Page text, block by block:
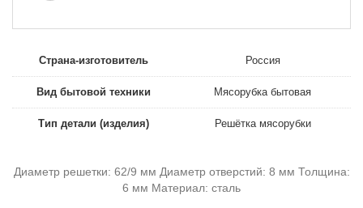
Страна-изготовитель Россия
Вид бытовой техники Мясорубка бытовая
Тип детали (изделия) Решётка мясорубки
Диаметр решетки: 62/9 мм Диаметр отверстий: 8 мм Толщина:
6 мм Материал: сталь